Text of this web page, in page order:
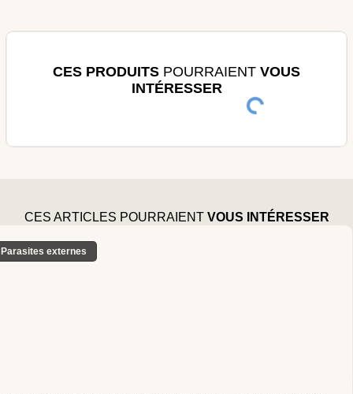
CES PRODUITS POURRAIENT VOUS
INTÉRESSER
CES ARTICLES POURRAIENT VOUS INTÉRESSER
Parasites externes